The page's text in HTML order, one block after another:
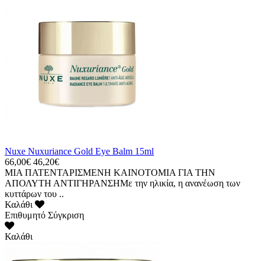
Nuxe Nuxuriance Gold Eye Balm 15ml
66,00€ 46,20€
ΜΙΑ ΠΑΤΕΝΤΑΡΙΣΜΕΝΗ ΚΑΙΝΟΤΟΜΙΑ ΓΙΑ ΤΗΝ
ΑΠΟΛΥΤΗ ΑΝΤΙΓΗΡΑΝΣΗΜε την ηλικία, η ανανέωση των
κυττάρων του ..
Καλάθι
Επιθυμητό Σύγκριση
Καλάθι